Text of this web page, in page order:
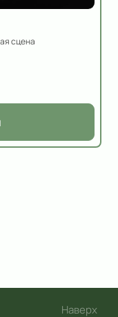
сцена
Наверх